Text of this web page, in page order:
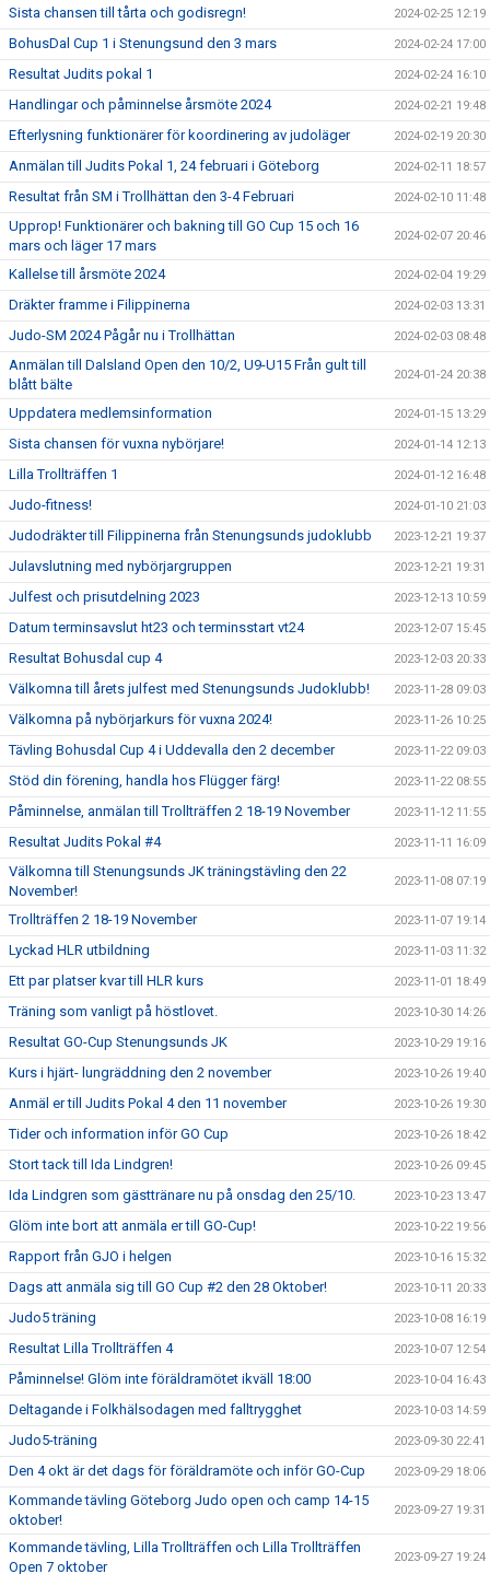
Sista chansen till tårta och godisregn! 2024-02-25 12:19
BohusDal Cup 1 i Stenungsund den 3 mars 2024-02-24 17:00
Resultat Judits pokal 1 2024-02-24 16:10
Handlingar och påminnelse årsmöte 2024 2024-02-21 19:48
Efterlysning funktionärer för koordinering av judoläger 2024-02-19 20:30
Anmälan till Judits Pokal 1, 24 februari i Göteborg 2024-02-11 18:57
Resultat från SM i Trollhättan den 3-4 Februari 2024-02-10 11:48
Upprop! Funktionärer och bakning till GO Cup 15 och 16
mars och läger 17 mars
2024-02-07 20:46
Kallelse till årsmöte 2024 2024-02-04 19:29
Dräkter framme i Filippinerna 2024-02-03 13:31
Judo-SM 2024 Pågår nu i Trollhättan 2024-02-03 08:48
Anmälan till Dalsland Open den 10/2, U9-U15 Från gult till
blått bälte
2024-01-24 20:38
Uppdatera medlemsinformation 2024-01-15 13:29
Sista chansen för vuxna nybörjare! 2024-01-14 12:13
Lilla Trollträffen 1 2024-01-12 16:48
Judo-fitness! 2024-01-10 21:03
Judodräkter till Filippinerna från Stenungsunds judoklubb 2023-12-21 19:37
Julavslutning med nybörjargruppen 2023-12-21 19:31
Julfest och prisutdelning 2023 2023-12-13 10:59
Datum terminsavslut ht23 och terminsstart vt24 2023-12-07 15:45
Resultat Bohusdal cup 4 2023-12-03 20:33
Välkomna till årets julfest med Stenungsunds Judoklubb! 2023-11-28 09:03
Välkomna på nybörjarkurs för vuxna 2024! 2023-11-26 10:25
Tävling Bohusdal Cup 4 i Uddevalla den 2 december 2023-11-22 09:03
Stöd din förening, handla hos Flügger färg! 2023-11-22 08:55
Påminnelse, anmälan till Trollträffen 2 18-19 November 2023-11-12 11:55
Resultat Judits Pokal #4 2023-11-11 16:09
Välkomna till Stenungsunds JK träningstävling den 22
November!
2023-11-08 07:19
Trollträffen 2 18-19 November 2023-11-07 19:14
Lyckad HLR utbildning 2023-11-03 11:32
Ett par platser kvar till HLR kurs 2023-11-01 18:49
Träning som vanligt på höstlovet. 2023-10-30 14:26
Resultat GO-Cup Stenungsunds JK 2023-10-29 19:16
Kurs i hjärt- lungräddning den 2 november 2023-10-26 19:40
Anmäl er till Judits Pokal 4 den 11 november 2023-10-26 19:30
Tider och information inför GO Cup 2023-10-26 18:42
Stort tack till Ida Lindgren! 2023-10-26 09:45
Ida Lindgren som gästtränare nu på onsdag den 25/10. 2023-10-23 13:47
Glöm inte bort att anmäla er till GO-Cup! 2023-10-22 19:56
Rapport från GJO i helgen 2023-10-16 15:32
Dags att anmäla sig till GO Cup #2 den 28 Oktober! 2023-10-11 20:33
Judo5 träning 2023-10-08 16:19
Resultat Lilla Trollträffen 4 2023-10-07 12:54
Påminnelse! Glöm inte föräldramötet ikväll 18:00 2023-10-04 16:43
Deltagande i Folkhälsodagen med falltrygghet 2023-10-03 14:59
Judo5-träning 2023-09-30 22:41
Den 4 okt är det dags för föräldramöte och inför GO-Cup 2023-09-29 18:06
Kommande tävling Göteborg Judo open och camp 14-15
oktober!
2023-09-27 19:31
Kommande tävling, Lilla Trollträffen och Lilla Trollträffen
Open 7 oktober
2023-09-27 19:24